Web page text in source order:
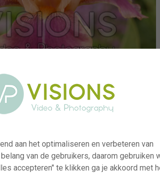
aan het optimaliseren en verbeteren van
van de gebruikers, daarom gebruiken
accepteren" te klikken ga je akkoord met